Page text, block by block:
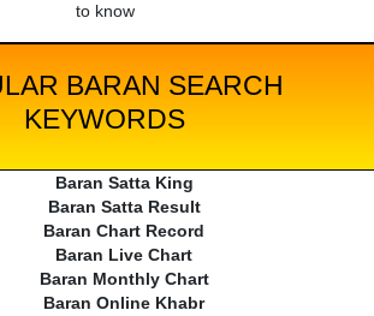
to know
BARAN SEARCH
KEYWORDS
Baran Satta King
Baran Satta Result
Baran Chart Record
Baran Live Chart
Baran Monthly Chart
Baran Online Khabr